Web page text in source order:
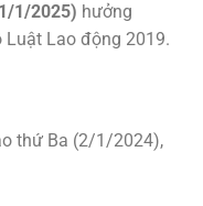
1/2025) hưởng
Luật Lao động 2019.
thứ Ba (2/1/2024),